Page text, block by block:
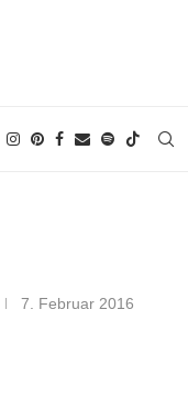
7. Februar 2016